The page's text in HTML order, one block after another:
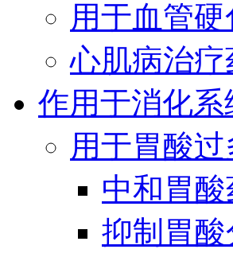
用于血管
心肌病治疗
作用于消化系
用于胃酸
中和胃酸
抑制胃